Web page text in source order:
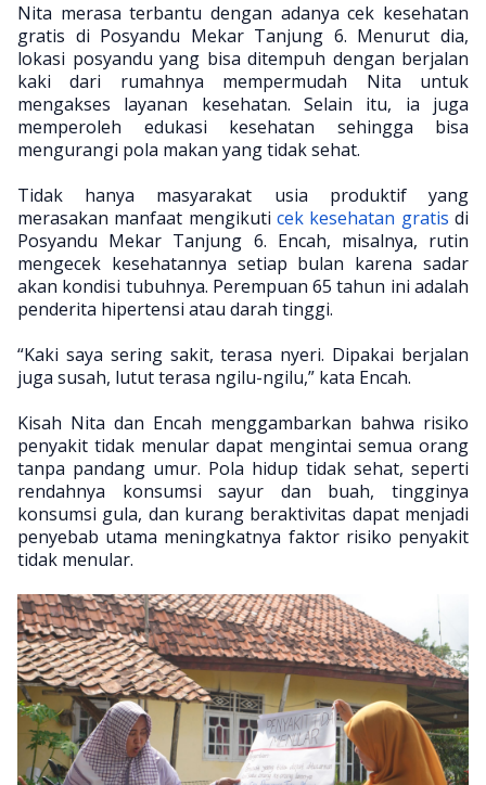
Nita merasa terbantu dengan adanya cek kesehatan
gratis di Posyandu Mekar Tanjung 6. Menurut dia,
lokasi posyandu yang bisa ditempuh dengan berjalan
kaki dari rumahnya mempermudah Nita untuk
mengakses layanan kesehatan. Selain itu, ia juga
memperoleh edukasi kesehatan sehingga bisa
mengurangi pola makan yang tidak sehat.
Tidak hanya masyarakat usia produktif yang
merasakan manfaat mengikuti cek kesehatan gratis di
Posyandu Mekar Tanjung 6. Encah, misalnya, rutin
mengecek kesehatannya setiap bulan karena sadar
akan kondisi tubuhnya. Perempuan 65 tahun ini adalah
penderita hipertensi atau darah tinggi.
“Kaki saya sering sakit, terasa nyeri. Dipakai berjalan
juga susah, lutut terasa ngilu-ngilu,” kata Encah.
Kisah Nita dan Encah menggambarkan bahwa risiko
penyakit tidak menular dapat mengintai semua orang
tanpa pandang umur. Pola hidup tidak sehat, seperti
rendahnya konsumsi sayur dan buah, tingginya
konsumsi gula, dan kurang beraktivitas dapat menjadi
penyebab utama meningkatnya faktor risiko penyakit
tidak menular.